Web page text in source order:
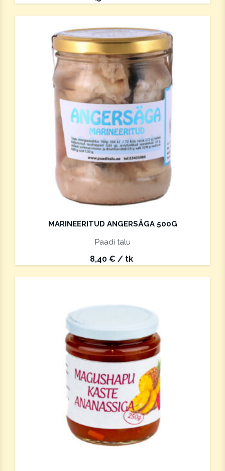
MARINEERITUD ANGERSÄGA 500G
Paadi talu
8,40 € / tk